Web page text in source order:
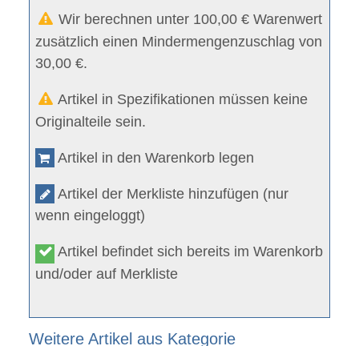
Wir berechnen unter 100,00 € Warenwert
zusätzlich einen Mindermengenzuschlag von
30,00 €.
Artikel in Spezifikationen müssen keine
Originalteile sein.
Artikel in den Warenkorb legen
Artikel der Merkliste hinzufügen (nur
wenn eingeloggt)
Artikel befindet sich bereits im Warenkorb
und/oder auf Merkliste
Weitere Artikel aus Kategorie